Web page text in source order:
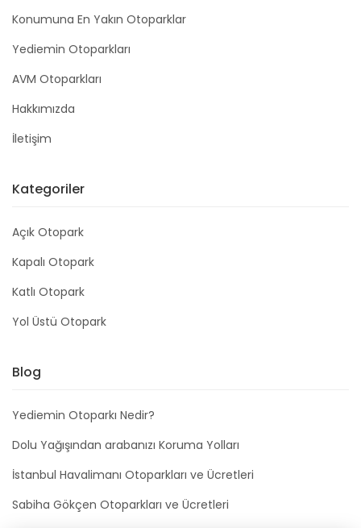
Konumuna En Yakın Otoparklar
Yediemin Otoparkları
AVM Otoparkları
Hakkımızda
İletişim
Kategoriler
Açık Otopark
Kapalı Otopark
Katlı Otopark
Yol Üstü Otopark
Blog
Yediemin Otoparkı Nedir?
Dolu Yağışından arabanızı Koruma Yolları
İstanbul Havalimanı Otoparkları ve Ücretleri
Sabiha Gökçen Otoparkları ve Ücretleri